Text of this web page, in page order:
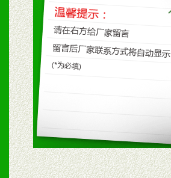
保产品顺利销售
4、根据市场情
购支持。
五、退换货制度
1、给予前期市
2、对于临期，